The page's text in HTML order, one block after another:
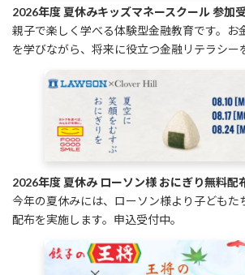
2026年度 夏休みキッズマネースクール 参加
親子で楽しく学べる体験型金融教育です。お
を学びながら、将来に役立つ金融リテラシー
2026年度 夏休み ローソン様 おにぎり無料配
今年の夏休みには、ローソン様より子どもた
配布を実施します。申込受付中。